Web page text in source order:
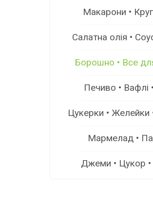
Макарони •
Салатна олія •
Борошно • Все
Печиво • Вафлі
Цукерки •
Мармелад •
Джеми • Цукор